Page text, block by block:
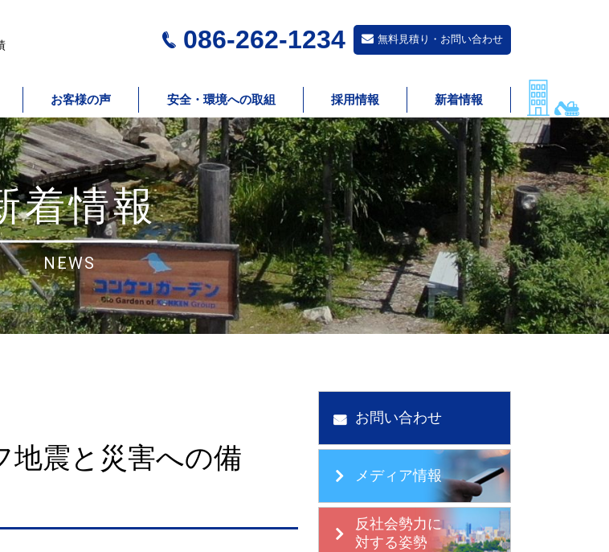
086-262-1234 無料見積り・お問い合わせ
お客様の声 安全・環境への取組 採用情報 新着情報
着情報
NEWS
地震と災害への備
お問い合わせ
メディア情報
反社会勢力に
対する姿勢